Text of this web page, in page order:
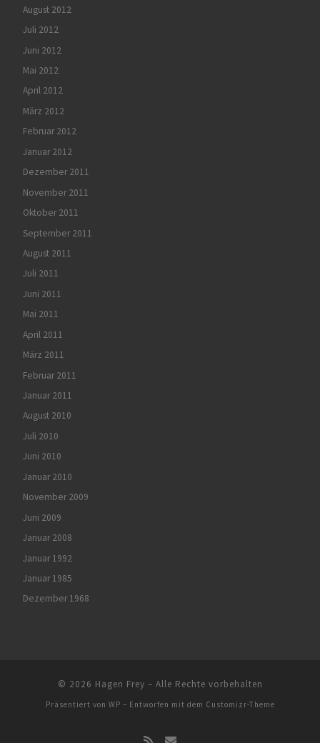
August 2012
Juli 2012
Juni 2012
Mai 2012
April 2012
März 2012
Februar 2012
Januar 2012
Dezember 2011
November 2011
Oktober 2011
September 2011
August 2011
Juli 2011
Juni 2011
Mai 2011
April 2011
März 2011
Februar 2011
Januar 2011
August 2010
Juli 2010
Juni 2010
Januar 2010
November 2009
Juni 2009
Januar 2008
Januar 1992
Januar 1985
Dezember 1968
© 2026 Hagen Frey – Alle Rechte vorbehalten
Präsentiert von WP – Entworfen mit dem Customizr-Theme